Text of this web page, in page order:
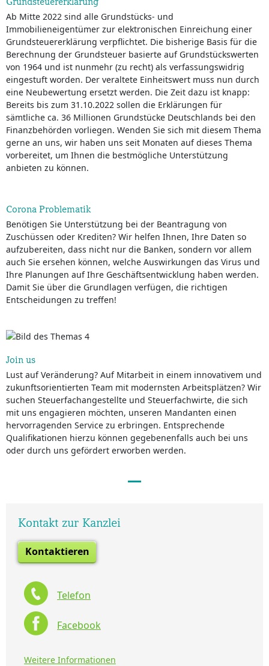
Ab Mitte 2022 sind alle Grundstücks- und
Immobilieneigentümer zur elektronischen Einreichung einer
Grundsteuererklärung verpflichtet. Die bisherige Basis für die
Berechnung der Grundsteuer basierte auf Grundstückswerten
von 1964 und ist nunmehr (zu recht) als verfassungswidrig
eingestuft worden. Der veraltete Einheitswert muss nun durch
eine Neubewertung ersetzt werden. Die Zeit dazu ist knapp:
Bereits bis zum 31.10.2022 sollen die Erklärungen für
sämtliche ca. 36 Millionen Grundstücke Deutschlands bei den
Finanzbehörden vorliegen. Wenden Sie sich mit diesem Thema
gerne an uns, wir haben uns seit Monaten auf dieses Thema
vorbereitet, um Ihnen die bestmögliche Unterstützung
anbieten zu können.
Corona Problematik
Benötigen Sie Unterstützung bei der Beantragung von
Zuschüssen oder Krediten? Wir helfen Ihnen, Ihre Daten so
aufzubereiten, dass nicht nur die Banken, sondern vor allem
auch Sie ersehen können, welche Auswirkungen das Virus und
Ihre Planungen auf Ihre Geschäftsentwicklung haben werden.
Damit Sie über die Grundlagen verfügen, die richtigen
Entscheidungen zu treffen!
Join us
Lust auf Veränderung? Auf Mitarbeit in einem innovativem und
zukunftsorientierten Team mit modernsten Arbeitsplätzen? Wir
suchen Steuerfachangestellte und Steuerfachwirte, die sich
mit uns engagieren möchten, unseren Mandanten einen
hervorragenden Service zu erbringen. Entsprechende
Qualifikationen hierzu können gegebenenfalls auch bei uns
oder durch uns gefördert erworben werden.
Kontakt zur Kanzlei
Kontaktieren
Telefon
Facebook
Weitere Informationen